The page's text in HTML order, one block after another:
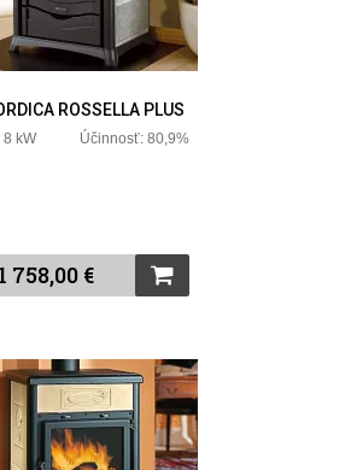
ROSSELLA PLUS
8 kW Účinnosť: 80,9%
1 758,00 €